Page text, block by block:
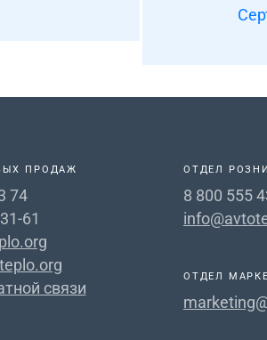
ПРОДАЖ
74
61
связи
ОТДЕЛ
8 800 555
ОТДЕЛ